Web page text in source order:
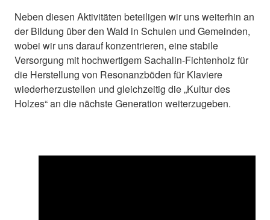
Neben diesen Aktivitäten beteiligen wir uns weiterhin an
der Bildung über den Wald in Schulen und Gemeinden,
wobei wir uns darauf konzentrieren, eine stabile
Versorgung mit hochwertigem Sachalin-Fichtenholz für
die Herstellung von Resonanzböden für Klaviere
wiederherzustellen und gleichzeitig die „Kultur des
Holzes“ an die nächste Generation weiterzugeben.